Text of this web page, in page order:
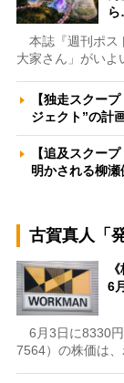
本誌『週刊ポス
大家さん」がい
【独走スクー
ジェクト”の計
【追及スクー
明かされる柳
古賀真人「
6
6月3日に8330円
7564）の株価は